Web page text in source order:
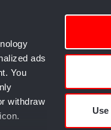
ads
You
withdraw
Tempo libero e Creatività